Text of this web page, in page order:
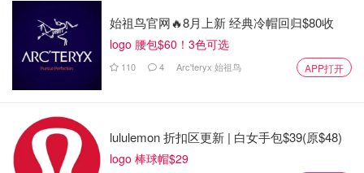
始祖鸟官网🔥8月上新 经典冷帽回归$80收
logo 腰包$60！3色可选
110 4 Arc'teryx 始祖鸟 APP打开
lululemon 折扣区更新 | 白女手包$39(原$48)
logo 棒球帽$29